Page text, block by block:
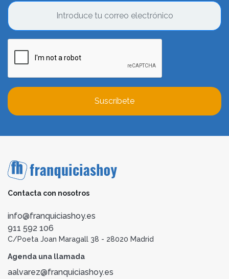
Suscríbete
Contacta con nosotros
info@franquiciashoy.es
911 592 106
C/Poeta Joan Maragall 38 - 28020 Madrid
Agenda una llamada
aalvarez@franquiciashoy.es